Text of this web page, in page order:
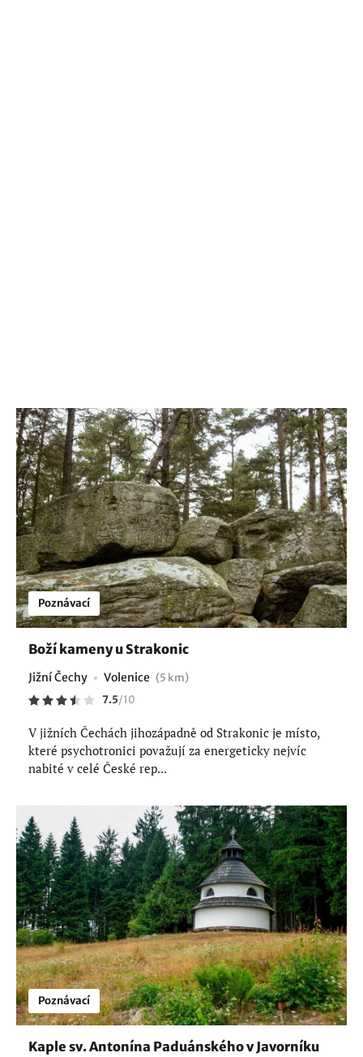
Poznávací
Boží kameny u Strakonic
Jižní Čechy Volenice (5 km)
7.5/10
V jižních Čechách jihozápadně od Strakonic je místo,
které psychotronici považují za energeticky nejvíc
nabité v celé České rep...
Poznávací
Kaple sv. Antonína Paduánského v Javorníku